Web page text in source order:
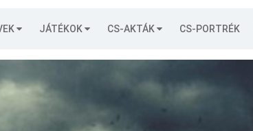
JÁTÉKOK CS-AKTÁK CS-PORTRÉK